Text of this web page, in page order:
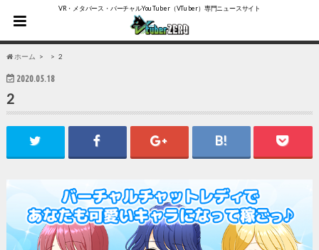
VR・メタバース・バーチャルYouTuber（VTuber）専門ニュースサイト
ホーム 2
2020.05.18
2